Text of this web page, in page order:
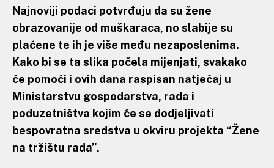
Najnoviji podaci potvrđuju da su žene
obrazovanije od muškaraca, no slabije su
plaćene te ih je više među nezaposlenima.
Kako bi se ta slika počela mijenjati, svakako
će pomoći i ovih dana raspisan natječaj u
Ministarstvu gospodarstva, rada i
poduzetništva kojim će se dodjeljivati
bespovratna sredstva u okviru projekta “Žene
na tržištu rada”.